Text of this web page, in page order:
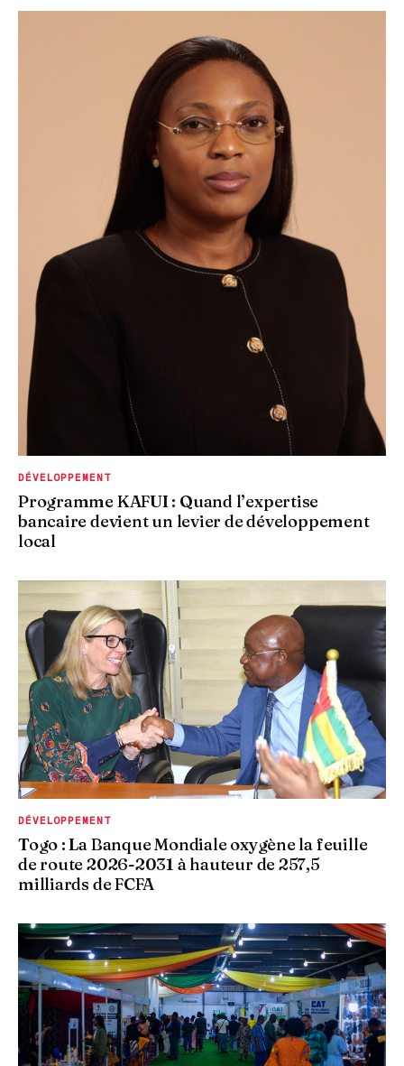
DÉVELOPPEMENT
Programme KAFUI : Quand l’expertise
bancaire devient un levier de développement
local
DÉVELOPPEMENT
Togo : La Banque Mondiale oxygène la feuille
de route 2026-2031 à hauteur de 257,5
milliards de FCFA